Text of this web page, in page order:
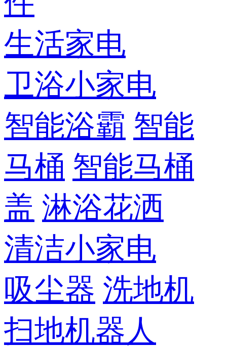
生活家电
卫浴小家电
智能浴霸 智能
马桶 智能马桶
盖 淋浴花洒
清洁小家电
吸尘器 洗地机
扫地机器人